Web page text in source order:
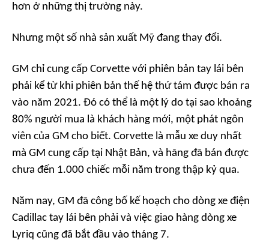
hơn ở những thị trường này.
Nhưng một số nhà sản xuất Mỹ đang thay đổi.
GM chỉ cung cấp Corvette với phiên bản tay lái bên
phải kể từ khi phiên bản thế hệ thứ tám được bán ra
vào năm 2021. Đó có thể là một lý do tại sao khoảng
80% người mua là khách hàng mới, một phát ngôn
viên của GM cho biết. Corvette là mẫu xe duy nhất
mà GM cung cấp tại Nhật Bản, và hãng đã bán được
chưa đến 1.000 chiếc mỗi năm trong thập kỷ qua.
Năm nay, GM đã công bố kế hoạch cho dòng xe điện
Cadillac tay lái bên phải và việc giao hàng dòng xe
Lyriq cũng đã bắt đầu vào tháng 7.